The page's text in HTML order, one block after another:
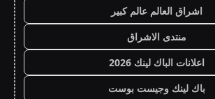
اشراق العالم عالم كبير
منتدى الاشراق
اعلانات الباك لينك 2026
باك لينك وجيست بوست